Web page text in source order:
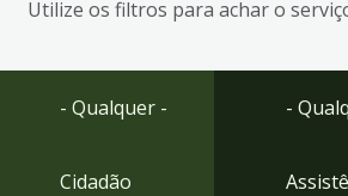
busca
Ir
Utilize os filtros para achar o
- Qualquer -
Cidadão
-